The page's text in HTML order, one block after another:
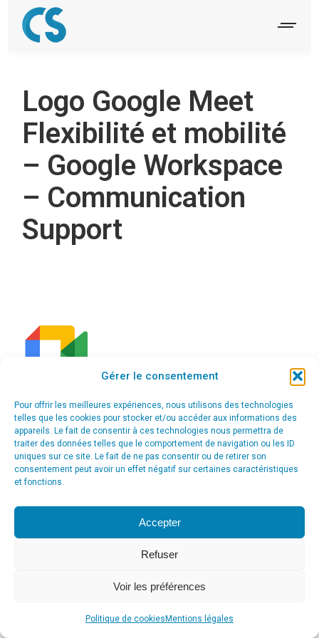
Gérer le consentement
Pour offrir les meilleures expériences, nous utilisons des technologies
telles que les cookies pour stocker et/ou accéder aux informations des
appareils. Le fait de consentir à ces technologies nous permettra de
traiter des données telles que le comportement de navigation ou les ID
uniques sur ce site. Le fait de ne pas consentir ou de retirer son
consentement peut avoir un effet négatif sur certaines caractéristiques
et fonctions.
Accepter
Refuser
Voir les préférences
Politique de cookies Mentions légales
Logo Google Meet
Flexibilité et mobilité
– Google Workspace
– Communication
Support
© Agence Communication Support [ Agence CS ] - Conseil en
menu_principal